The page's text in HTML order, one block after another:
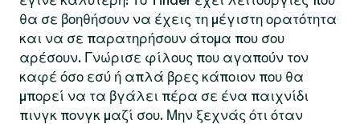
θα σε βοηθήσουν να έχεις τη μέγιστη ορατότητα
και να σε παρατηρήσουν άτομα που σου
αρέσουν. Γνώρισε φίλους που αγαπούν τον
καφέ όσο εσύ ή απλά βρες κάποιον που θα
μπορεί να τα βγάλει πέρα σε ένα παιχνίδι
πινγκ πονγκ μαζί σου. Μην ξεχνάς ότι όταν